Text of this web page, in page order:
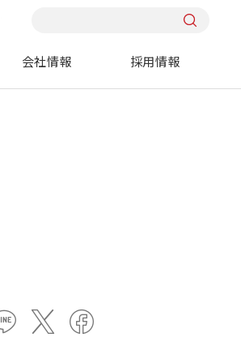
会社情報 採用情報